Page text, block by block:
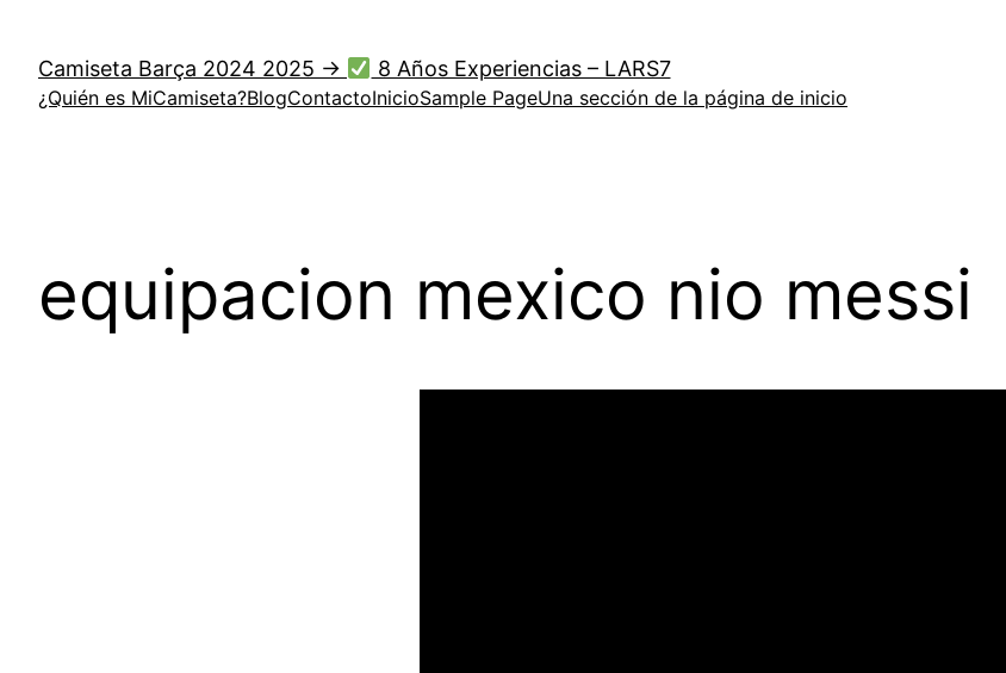
contenido
Camiseta Barça 2024 2025 → 8 Años Experiencias – LARS7
¿Quién es MiCamiseta?BlogContactoInicioSample PageUna sección de la página de inicio
equipacion mexico nio messi